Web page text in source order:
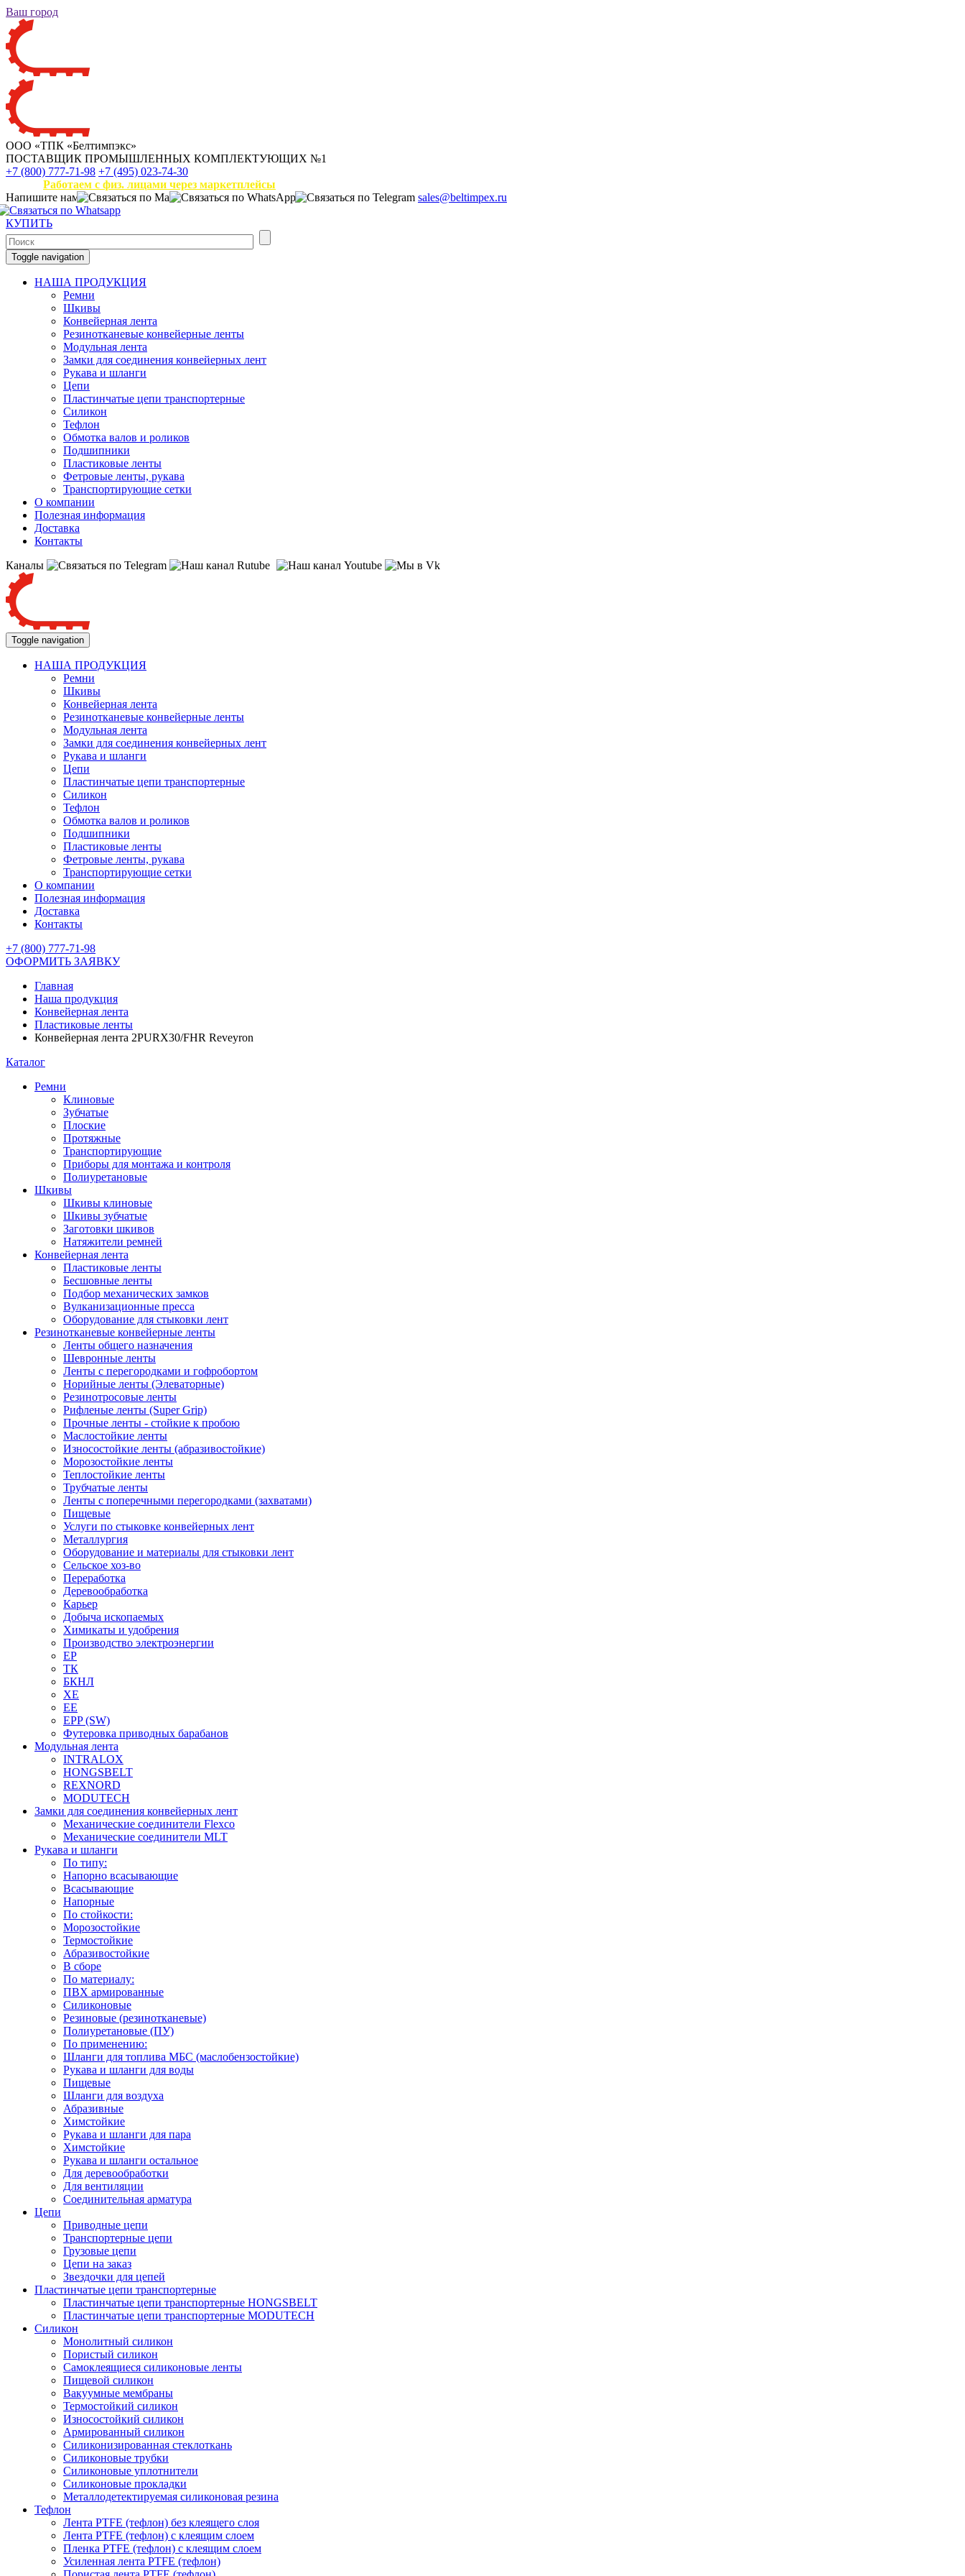
Ваш город
ООО «ТПК «Белтимпэкс»
ПОСТАВЩИК ПРОМЫШЛЕННЫХ КОМПЛЕКТУЮЩИХ №1
+7 (800) 777-71-98 +7 (495) 023-74-30
Работаем с физ. лицами через маркетплейсы
Напишите нам
sales@beltimpex.ru
КУПИТЬ
Toggle navigation
НАША ПРОДУКЦИЯ
Ремни
Шкивы
Конвейерная лента
Резинотканевые конвейерные ленты
Модульная лента
Замки для соединения конвейерных лент
Рукава и шланги
Цепи
Пластинчатые цепи транспортерные
Силикон
Тефлон
Обмотка валов и роликов
Подшипники
Пластиковые ленты
Фетровые ленты, рукава
Транспортирующие сетки
О компании
Полезная информация
Доставка
Контакты
Каналы
Toggle navigation
НАША ПРОДУКЦИЯ
Ремни
Шкивы
Конвейерная лента
Резинотканевые конвейерные ленты
Модульная лента
Замки для соединения конвейерных лент
Рукава и шланги
Цепи
Пластинчатые цепи транспортерные
Силикон
Тефлон
Обмотка валов и роликов
Подшипники
Пластиковые ленты
Фетровые ленты, рукава
Транспортирующие сетки
О компании
Полезная информация
Доставка
Контакты
+7 (800) 777-71-98
ОФОРМИТЬ ЗАЯВКУ
Главная
Наша продукция
Конвейерная лента
Пластиковые ленты
Конвейерная лента 2PURX30/FHR Reveyron
Каталог
Ремни
Клиновые
Зубчатые
Плоские
Протяжные
Транспортирующие
Приборы для монтажа и контроля
Полиуретановые
Шкивы
Шкивы клиновые
Шкивы зубчатые
Заготовки шкивов
Натяжители ремней
Конвейерная лента
Пластиковые ленты
Бесшовные ленты
Подбор механических замков
Вулканизационные пресса
Оборудование для стыковки лент
Резинотканевые конвейерные ленты
Ленты общего назначения
Шевронные ленты
Ленты с перегородками и гофробортом
Норийные ленты (Элеваторные)
Резинотросовые ленты
Рифленые ленты (Super Grip)
Прочные ленты - стойкие к пробою
Маслостойкие ленты
Износостойкие ленты (абразивостойкие)
Морозостойкие ленты
Теплостойкие ленты
Трубчатые ленты
Ленты с поперечными перегородками (захватами)
Пищевые
Услуги по стыковке конвейерных лент
Металлургия
Оборудование и материалы для стыковки лент
Сельское хоз-во
Переработка
Деревообработка
Карьер
Добыча ископаемых
Химикаты и удобрения
Производство электроэнергии
EP
ТК
БКНЛ
XE
EE
EPP (SW)
Футеровка приводных барабанов
Модульная лента
INTRALOX
HONGSBELT
REXNORD
MODUTECH
Замки для соединения конвейерных лент
Механические соединители Flexco
Механические соединители MLT
Рукава и шланги
По типу:
Напорно всасывающие
Всасывающие
Напорные
По стойкости:
Морозостойкие
Термостойкие
Абразивостойкие
В сборе
По материалу:
ПВХ армированные
Силиконовые
Резиновые (резинотканевые)
Полиуретановые (ПУ)
По применению:
Шланги для топлива МБС (маслобензостойкие)
Рукава и шланги для воды
Пищевые
Шланги для воздуха
Абразивные
Химстойкие
Рукава и шланги для пара
Химстойкие
Рукава и шланги остальное
Для деревообработки
Для вентиляции
Соединительная арматура
Цепи
Приводные цепи
Транспортерные цепи
Грузовые цепи
Цепи на заказ
Звездочки для цепей
Пластинчатые цепи транспортерные
Пластинчатые цепи транспортерные HONGSBELT
Пластинчатые цепи транспортерные MODUTECH
Силикон
Монолитный силикон
Пористый силикон
Самоклеящиеся силиконовые ленты
Пищевой силикон
Вакуумные мембраны
Термостойкий силикон
Износостойкий силикон
Армированный силикон
Силиконизированная стеклоткань
Силиконовые трубки
Силиконовые уплотнители
Силиконовые прокладки
Металлодетектируемая силиконовая резина
Тефлон
Лента PTFE (тефлон) без клеящего слоя
Лента PTFE (тефлон) с клеящим слоем
Пленка PTFE (тефлон) с клеящим слоем
Усиленная лента PTFE (тефлон)